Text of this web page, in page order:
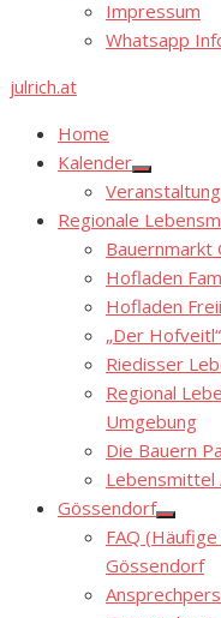
Impressum
Whatsapp
julrich.at
Home
Kalender
Show
sub
menu
Regionale
Bauernmarkt
Hofladen
Hofladen
„Der
Riedisser
Regional
Umgebung
Die Bauern
Lebensmittel
Gössendorf
Show
sub
menu
FAQ
Gössendorf